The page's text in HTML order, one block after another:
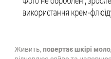
Живить, повертає шкірі